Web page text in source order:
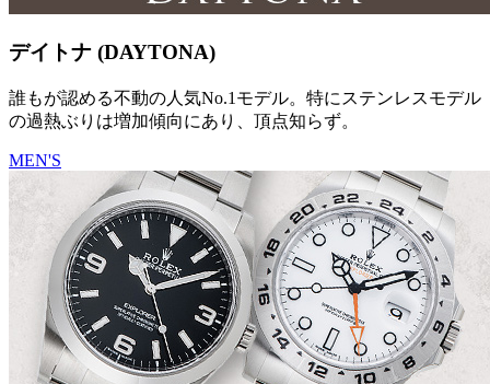
デイトナ (DAYTONA)
誰もが認める不動の人気No.1モデル。特にステンレスモデル
の過熱ぶりは増加傾向にあり、頂点知らず。
MEN'S